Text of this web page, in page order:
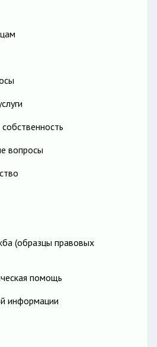
вопросы
(образцы правовых
помощь
информации